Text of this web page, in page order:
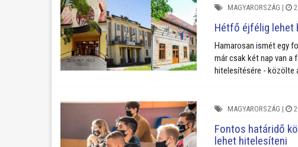
MAGYARORSZÁG |
Hétfő éjfélig lehet
Hamarosan ismét egy
már csak két nap van
hitelesítésére - közölte
MAGYARORSZÁG |
Fontos határidő
lehet hitelesíteni